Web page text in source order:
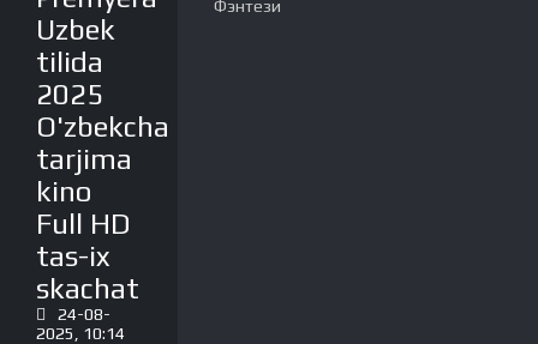
Uzbek
tilida
2025
O'zbekcha
tarjima
kino
Full HD
tas-ix
skachat
24-08-
2025, 10:14
Фэнтези